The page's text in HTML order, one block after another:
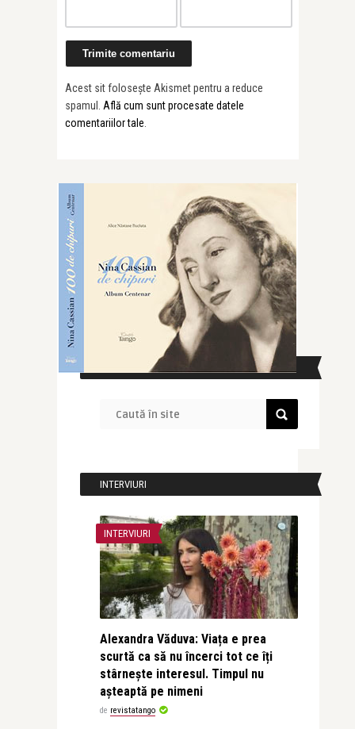
Acest sit folosește Akismet pentru a reduce
spamul. Află cum sunt procesate datele
comentariilor tale.
CAUTĂ ÎN SITE
INTERVIURI
INTERVIURI
Alexandra Văduva: Viața e prea
scurtă ca să nu încerci tot ce îți
stârnește interesul. Timpul nu
așteaptă pe nimeni
de revistatango